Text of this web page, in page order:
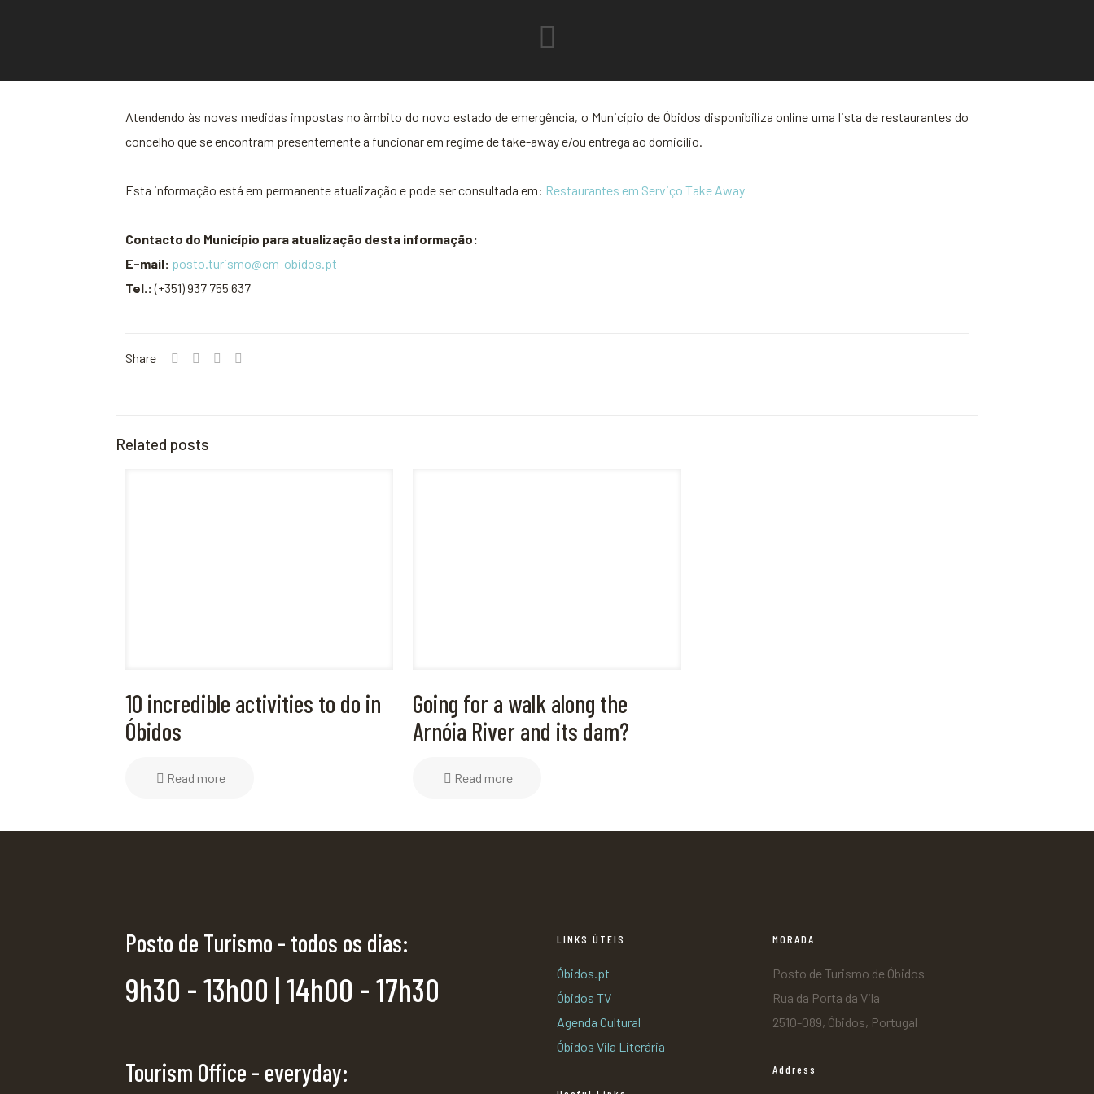
Atendendo às novas medidas impostas no âmbito do novo estado de emergência, o Município de Óbidos disponibiliza online uma lista de restaurantes do
concelho que se encontram presentemente a funcionar em regime de take-away e/ou entrega ao domicilio.
Esta informação está em permanente atualização e pode ser consultada em: Restaurantes em Serviço Take Away
Contacto do Município para atualização desta informação:
E-mail: posto.turismo@cm-obidos.pt
Tel.:(+351) 937 755 637
Share
Related posts
10 incredible activities to do in
Óbidos
Read more
Going for a walk along the
Arnóia River and its dam?
Read more
Posto de Turismo - todos os dias:
9h30 - 13h00 | 14h00 - 17h30
Tourism Office - everyday:
LINKS ÚTEIS
Óbidos.pt
Óbidos TV
Agenda Cultural
Óbidos Vila Literária
MORADA
Posto de Turismo de Óbidos
Rua da Porta da Vila
2510-089, Óbidos, Portugal
Address